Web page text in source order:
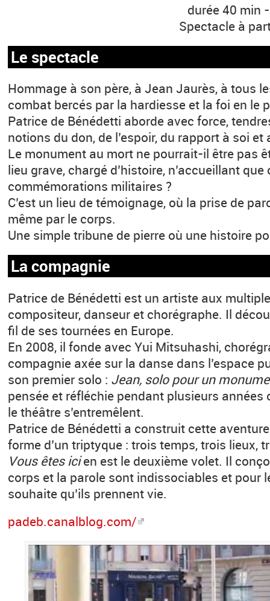
durée 40 min
Spectacle à
Le spectacle
Hommage à son père, à Jean Jaurès, à tous
combat bercés par la hardiesse et la foi en le
Patrice de Bénédetti aborde avec force,
notions du don, de l’espoir, du rapport à soi et
Le monument au mort ne pourrait-il être pas
lieu grave, chargé d’histoire, n’accueillant
commémorations militaires ?
C’est un lieu de témoignage, où la prise de
même par le corps.
Une simple tribune de pierre où une histoire
La compagnie
Patrice de Bénédetti est un artiste aux
compositeur, danseur et chorégraphe. Il
fil de ses tournées en Europe.
En 2008, il fonde avec Yui Mitsuhashi,
compagnie axée sur la danse dans l’espace
son premier solo : Jean, solo pour un
pensée et réfléchie pendant plusieurs années
le théâtre s’entremêlent.
Patrice de Bénédetti a construit cette
forme d’un triptyque : trois temps, trois lieux,
Vous êtes icien est le deuxième volet. Il
corps et la parole sont indissociables et pour
souhaite qu’ils prennent vie.
padeb.canalblog.com/